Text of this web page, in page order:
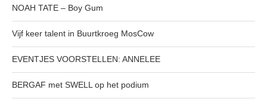
NOAH TATE – Boy Gum
Vijf keer talent in Buurtkroeg MosCow
EVENTJES VOORSTELLEN: ANNELEE
BERGAF met SWELL op het podium